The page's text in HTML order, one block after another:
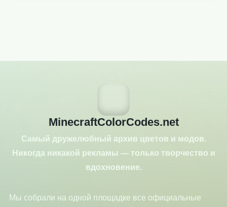
MinecraftColorCodes.net
Самый дружелюбный архив цветов и модов.
Никогда никакой рекламы — только творчество и
вдохновение.
Мы собрали на одной площадке все официальные